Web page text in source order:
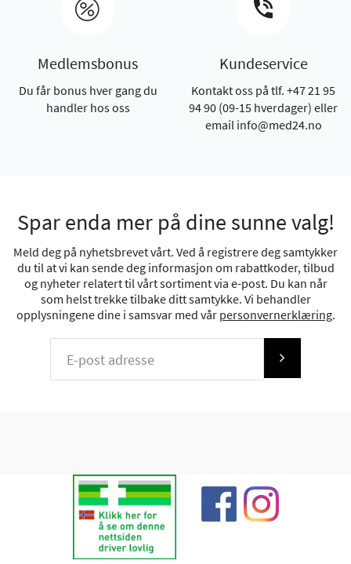
Medlemsbonus
Du får bonus hver gang du
handler hos oss
Kundeservice
Kontakt oss på tlf. +47 21 95
94 90 (09-15 hverdager) eller
email info@med24.no
Spar enda mer på dine sunne valg!
Meld deg på nyhetsbrevet vårt. Ved å registrere deg samtykker
du til at vi kan sende deg informasjon om rabattkoder, tilbud
og nyheter relatert til vårt sortiment via e-post. Du kan når
som helst trekke tilbake ditt samtykke. Vi behandler
opplysningene dine i samsvar med vår personvernerklæring.